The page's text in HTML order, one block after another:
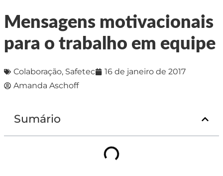
Mensagens motivacionais
para o trabalho em equipe
Colaboração, Safetec
16 de janeiro de 2017
Amanda Aschoff
Sumário